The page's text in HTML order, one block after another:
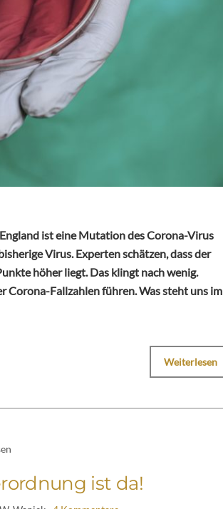
ist eine Mutation des Corona-Virus
Virus. Experten schätzen, dass der
höher liegt. Das klingt nach wenig.
Corona-Fallzahlen führen. Was steht uns im
Weiterlesen
ist da!